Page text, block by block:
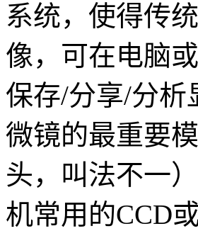
系统，使得传
像，可在电脑
保存/分享/分析
微镜的最重要
头，叫法不一
机常用的CCD